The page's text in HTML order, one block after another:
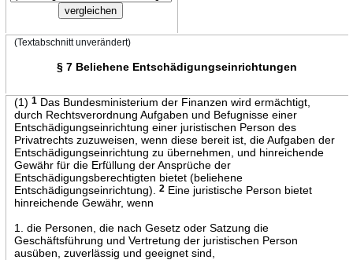
(Textabschnitt unverändert)
§ 7 Beliehene Entschädigungseinrichtungen
(1) 1Das Bundesministerium der Finanzen wird ermächtigt,
durch Rechtsverordnung Aufgaben und Befugnisse einer
Entschädigungseinrichtung einer juristischen Person des
Privatrechts zuzuweisen, wenn diese bereit ist, die Aufgaben der
Entschädigungseinrichtung zu übernehmen, und hinreichende
Gewähr für die Erfüllung der Ansprüche der
Entschädigungsberechtigten bietet (beliehene
Entschädigungseinrichtung).
2Eine juristische Person bietet
hinreichende Gewähr, wenn
1. die Personen, die nach Gesetz oder Satzung die
Geschäftsführung und Vertretung der juristischen Person
ausüben, zuverlässig und geeignet sind,